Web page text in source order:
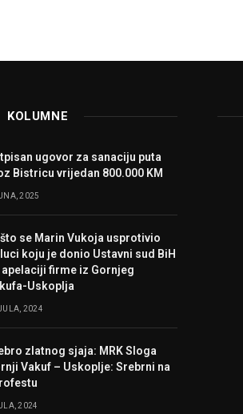
KOLUMNE
ugovor za sanaciju puta
Bistricu vrijedan 800.000 KM
2025
se Marin Vukoja usprotivio
koju je donio Ustavni sud BiH
apelaciji firme iz Gornjeg
Uskoplja
2024
zlatnog sjaja: MRK Sloga
Vakuf – Uskoplje: Srebrni na
2024